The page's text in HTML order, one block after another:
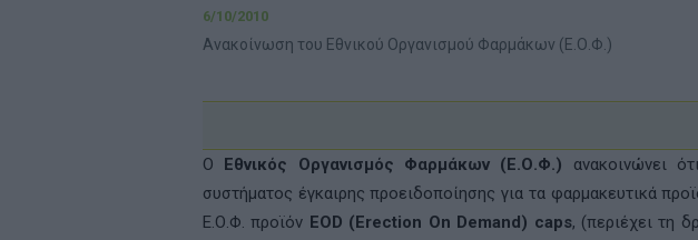
6/10/2010
Ανακοίνωση του Εθνικού Οργανισμού Φαρμάκων (Ε.Ο.Φ.)
Ο Εθνικός Οργανισμός Φαρμάκων (Ε.Ο.Φ.) ανακοινώνει
συστήματος έγκαιρης προειδοποίησης για τα φαρμακευτικά
Ε.Ο.Φ. προϊόν EOD (Erection On Demand) caps, (περιέχει τη